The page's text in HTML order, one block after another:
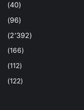
(40)
(96)
(2٬392)
(166)
(112)
(122)